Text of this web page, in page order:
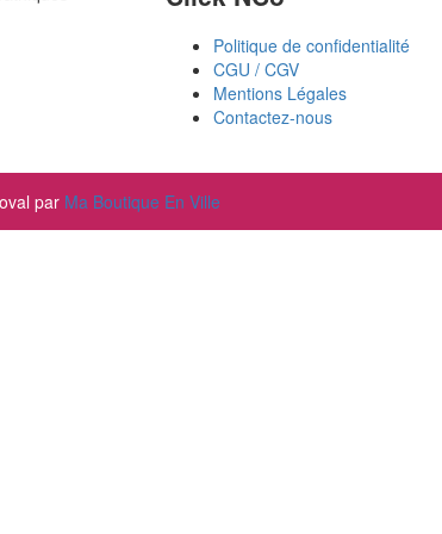
Politique de confidentialité
CGU / CGV
Mentions Légales
Contactez-nous
par Ma Boutique En Ville